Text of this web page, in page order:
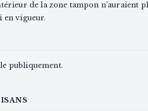
de la zone tampon n'auraient
en vigueur.
publiquement.